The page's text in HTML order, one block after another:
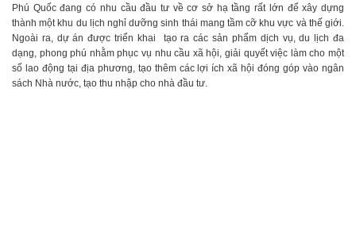
Phú Quốc đang có nhu cầu đầu tư về cơ sở hạ tầng rất lớn để xây dựng
thành một khu du lịch nghỉ dưỡng sinh thái mang tầm cỡ khu vực và thế giới.
Ngoài ra, dự án được triển khai tạo ra các sản phẩm dịch vụ, du lịch đa
dạng, phong phú nhằm phục vụ nhu cầu xã hội, giải quyết việc làm cho một
số lao động tại địa phương, tạo thêm các lợi ích xã hội đóng góp vào ngân
sách Nhà nước, tạo thu nhập cho nhà đầu tư.